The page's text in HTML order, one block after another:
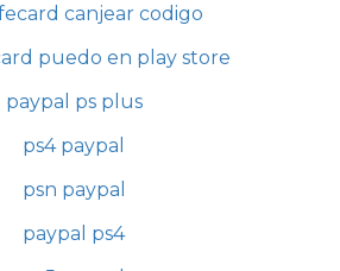
canjear codigo
puedo en play store
paypal ps plus
ps4 paypal
psn paypal
paypal ps4